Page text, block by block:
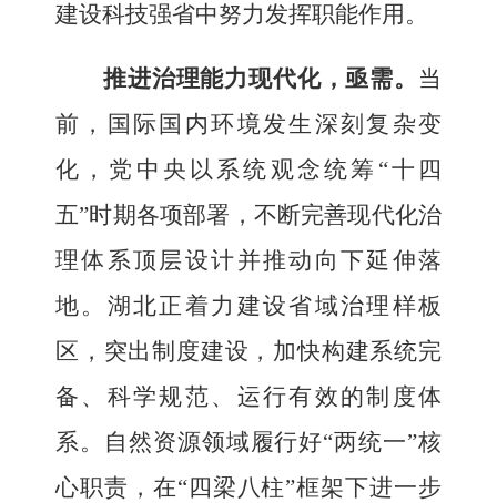
建设科技强省中努力发挥职能作用。
推进治理能力现代化，亟需。 当
前，国际国内环境发生深刻复杂变
化，党中央以系统观念统筹 “十四
五”时期各项部署，不断完善现代化治
理体系顶层设计并推动向下延伸落
地。湖北正着力建设省域治理样板
区，突出制度建设，加快构建系统完
备、科学规范、运行有效的制度体
系。
自然资源领域履行好“两统一”核
心职责，在“四梁八柱”框架下进一步